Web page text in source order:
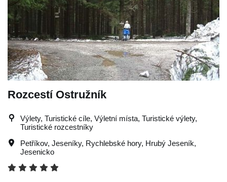
Rozcestí Ostružník
Výlety, Turistické cíle, Výletní místa, Turistické výlety,
Turistické rozcestníky
Petříkov, Jeseníky, Rychlebské hory, Hrubý Jeseník,
Jesenicko